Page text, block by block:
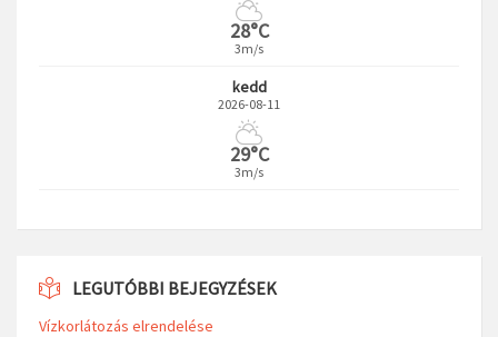
28°C
3m/s
kedd
2026-08-11
29°C
3m/s
LEGUTÓBBI BEJEGYZÉSEK
Vízkorlátozás elrendelése